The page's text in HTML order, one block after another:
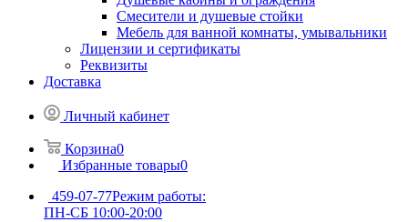
Смесители и душевые стойки
Мебель для ванной комнаты, умывальники
Лицензии и сертификаты
Реквизиты
Доставка
Личный кабинет
Корзина0
Избранные товары0
459-07-77Режим работы:
ПН-СБ 10:00-20:00